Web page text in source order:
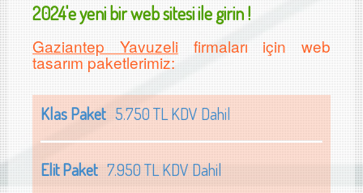
2024'e yeni bir web sitesi ile girin !
Gaziantep Yavuzelifirmaları için web
tasarım paketlerimiz:
Klas Paket5.750 TL KDV Dahil
Elit Paket7.950 TL KDV Dahil